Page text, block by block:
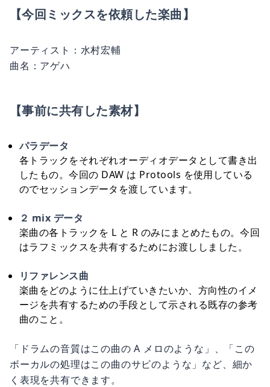
【今回ミックスを依頼した楽曲】
アーティスト：水村宏輔
曲名：アゲハ
【事前に共有した素材】
パラデータ
各トラックをそれぞれオーディオデータとして書き出
したもの。今回の DAW は Protools を使用している
のでセッションデータを渡しています。
２ mix データ
楽曲の各トラックを L と R のみにまとめたもの。今回
はラフミックスを共有するためにお渡ししました。
リファレンス曲
楽曲をどのように仕上げていきたいか、方向性のイメ
ージを共有するための手段として示される既存の参考
曲のこと。
「ドラムの音質はこの曲の A メロのような」、「この
ボーカルの処理はこの曲のサビのような」など、細か
く表現を共有できます。